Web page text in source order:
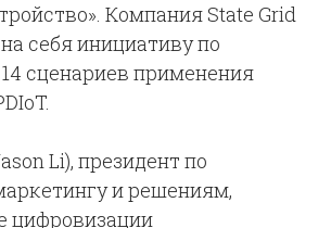
Компания State Grid
себя инициативу по
сценариев применения
Li), президент по
и решениям,
цифровизации